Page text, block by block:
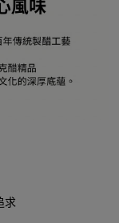
求